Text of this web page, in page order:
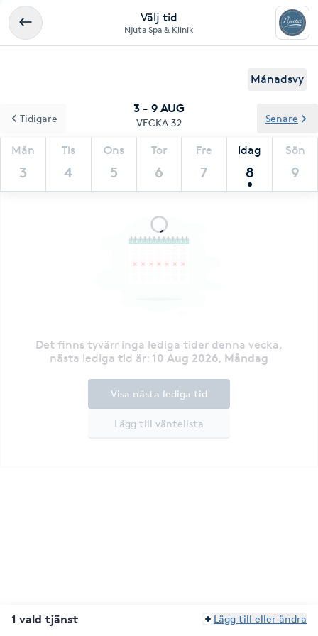
Välj tid
Njuta Spa & Klinik
Månadsvy
3 - 9 AUG
VECKA 32
Mån
3
Tis
4
Ons
5
Tor
6
Fre
7
Idag
8
Sön
9
Tidigare Senare
Det finns tyvärr inga lediga tider denna vecka,
nästa lediga tid är: 10 Aug 2026, Måndag
Lägg till väntelista
Visa nästa lediga tid
1 vald tjänst Lägg till eller ändra